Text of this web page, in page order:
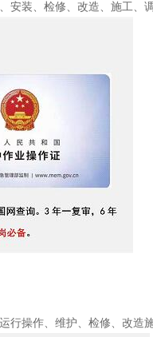
装、检修、改造、施工、
操作、维护、检修、改造